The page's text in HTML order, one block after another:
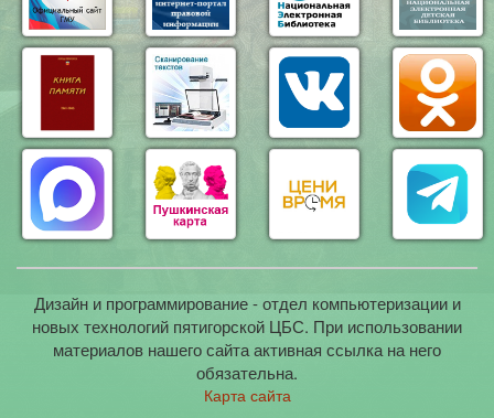
Дизайн и программирование - отдел компьютеризации и
новых технологий пятигорской ЦБС. При использовании
материалов нашего сайта активная ссылка на него
обязательна.
Карта сайта